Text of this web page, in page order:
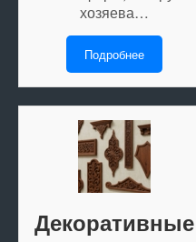
хозяева…
Подробнее
Декоративные